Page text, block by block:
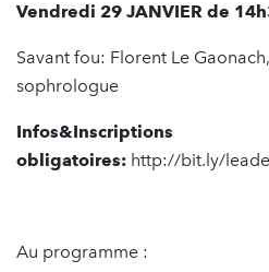
Vendredi 29 JANVIER de
Savant fou: Florent Le
sophrologue
Infos&Inscriptions
obligatoires: http://bit.ly/
Au programme :